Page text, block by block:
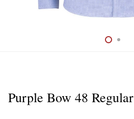
Purple Bow 48 Regular